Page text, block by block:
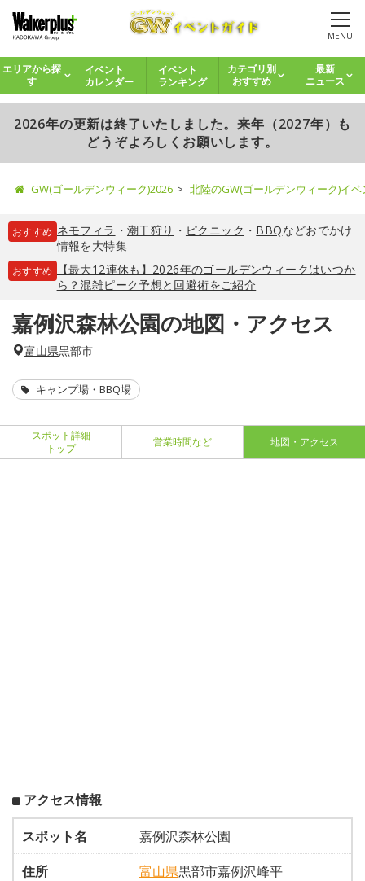
MENU
エリアから探
す
イベント
カレンダー
イベント
ランキング
カテゴリ別
おすすめ
最新
ニュース
2026年の更新は終了いたしました。来年（2027年）も
どうぞよろしくお願いします。
GW(ゴールデンウィーク)2026 北陸のGW(ゴールデンウィーク)イ
おすすめ ネモフィラ ・ 潮干狩り ・ ピクニック ・ BBQなどおでかけ
情報を大特集
おすすめ
【最大12連休も】2026年のゴールデンウィークはいつか
ら？混雑ピーク予想と回避術をご紹介
嘉例沢森林公園の地図・アクセス
富山県黒部市
キャンプ場・BBQ場
スポット詳細
トップ
営業時間など 地図・アクセス
アクセス情報
スポット名
嘉例沢森林公園
住所
富山県黒部市嘉例沢峰平